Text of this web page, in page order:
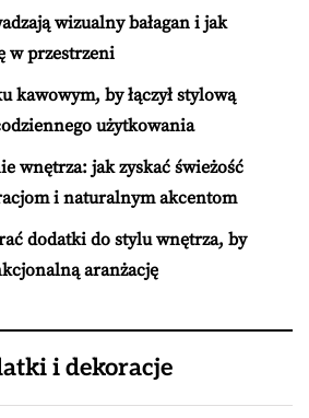
wizualny bałagan i jak
w przestrzeni
kawowym, by łączył stylową
użytkowania
wnętrza: jak zyskać świeżość
i naturalnym akcentom
dodatki do stylu wnętrza, by
aranżację
i dekoracje